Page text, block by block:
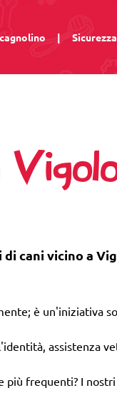
| Sicurezza
cani vicino a
è un'iniziativa
assistenza
più frequenti? I